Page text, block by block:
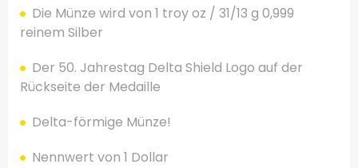
Die Münze wird von 1 troyoz / 31/13 g 0,999
reinem Silber
Der 50. Jahrestag Delta Shield Logo auf der
Rückseite der Medaille
Delta-förmige Münze!
Nennwert von 1 Dollar